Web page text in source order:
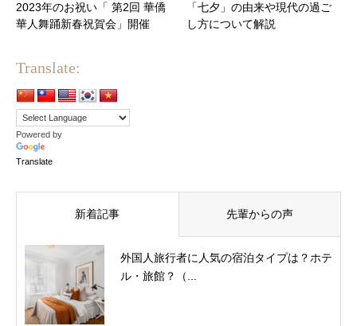
2023年のお祝い「 第2回 華僑
華人舞踊新春祝賀会」開催
「七夕」の由来や現代の過ご
し方について解説
Translate:
Powered by
Translate
新着記事 先輩からの声
外国人旅行者に人気の宿泊タイプは？ホテ
ル・旅館？（...